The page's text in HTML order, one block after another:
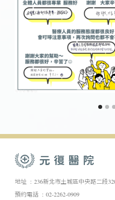
地址
236新北市土城區中央路二段
預約電話
02-2262-0909